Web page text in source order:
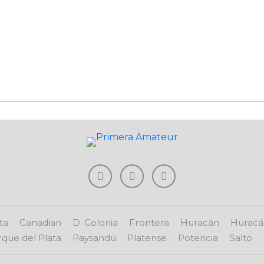
Canadian D. Colonia Frontera Huracán
del Plata
Paysandú Platense Potencia Salto